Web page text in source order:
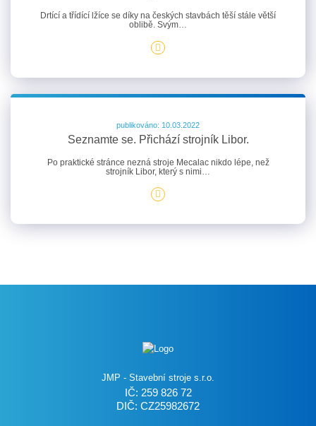
Drtící a třídící lžíce se díky na českých stavbách těší stále větší
oblibě. Svým…
publikováno: 10.03.2022
Seznamte se. Přichází strojník Libor.
Po praktické stránce nezná stroje Mecalac nikdo lépe, než
strojník Libor, který s nimi…
JMP - Stavební stroje s.r.o.
IČ: 259 826 72
DIČ: CZ25982672